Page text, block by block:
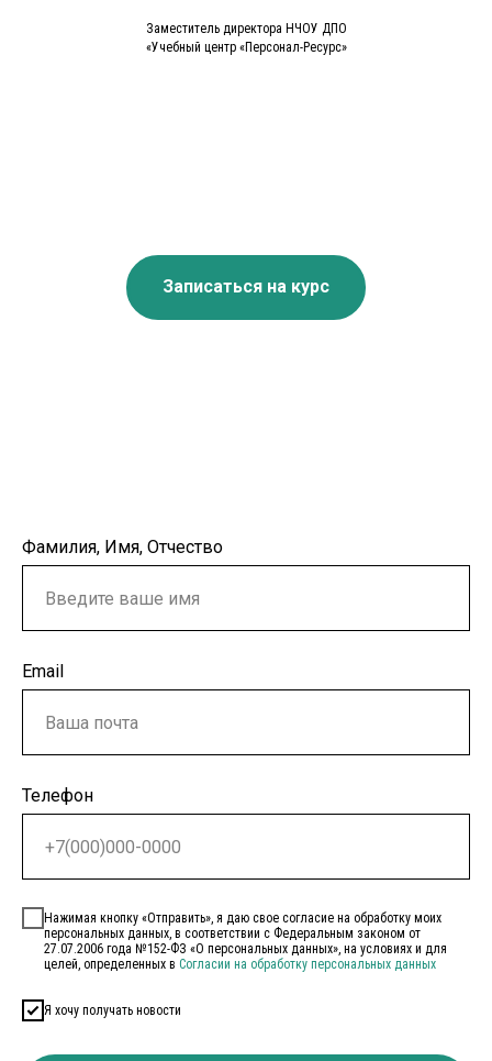
Заместитель директора НЧОУ ДПО
«Учебный центр «Персонал-Ресурс»
Записаться на курс
Фамилия, Имя, Отчество
Email
Телефон
Нажимая кнопку «Отправить», я даю свое согласие на обработку моих
персональных данных, в соответствии с Федеральным законом от
27.07.2006 года №152-ФЗ «О персональных данных», на условиях и для
целей, определенных в Согласии на обработку персональных данных
Я хочу получать новости